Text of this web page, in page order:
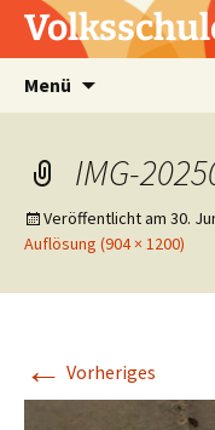
Zum
Inhalt
Menü
IMG-
Veröffentlicht am 30.
Auflösung (904 × 1200)
← Vorheriges